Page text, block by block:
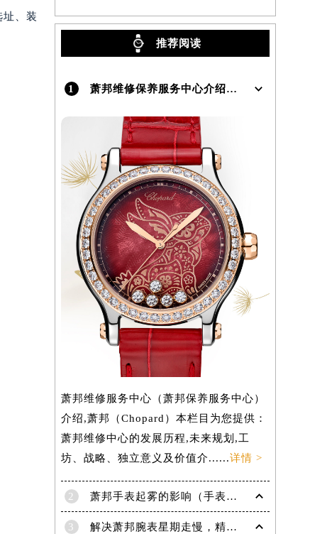
、装
推荐阅读
1 萧邦维修保养服务中心介绍 | Chopard
萧邦维修服务中心（萧邦保养服务中心）
介绍,萧邦（Chopard）本栏目为您提供：
萧邦维修中心的发展历程,未来规划,工
坊、战略、独立意义及价值介......详情 >
2 萧邦手表起雾的影响（手表起雾维护建议）
3 解决萧邦腕表星期走慢，精准调校秘籍在这里